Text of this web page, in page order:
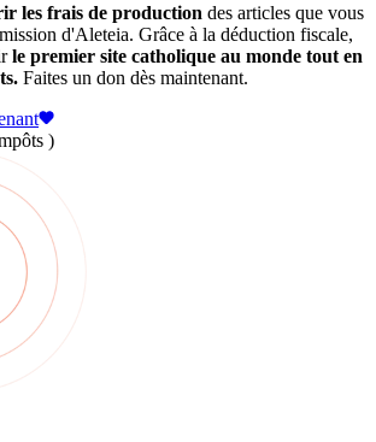
les frais de production des articles que vous
d'Aleteia. Grâce à la déduction fiscale,
le premier site catholique au monde tout en
Faites un don dès maintenant.
)